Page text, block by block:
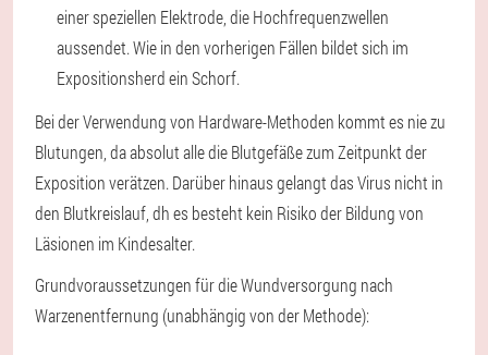
einer speziellen Elektrode, die Hochfrequenzwellen
aussendet. Wie in den vorherigen Fällen bildet sich im
Expositionsherd ein Schorf.
Bei der Verwendung von Hardware-Methoden kommt es nie zu
Blutungen, da absolut alle die Blutgefäße zum Zeitpunkt der
Exposition verätzen. Darüber hinaus gelangt das Virus nicht in
den Blutkreislauf, dh es besteht kein Risiko der Bildung von
Läsionen im Kindesalter.
Grundvoraussetzungen für die Wundversorgung nach
Warzenentfernung (unabhängig von der Methode):